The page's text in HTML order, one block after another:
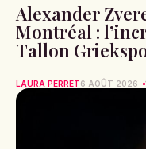
Alexander
Montréal :
Tallon
LAURA PERRET6 AOÛT 2026